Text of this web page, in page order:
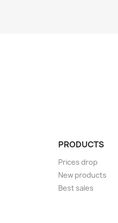
PRODUCTS
Prices drop
New products
Best sales